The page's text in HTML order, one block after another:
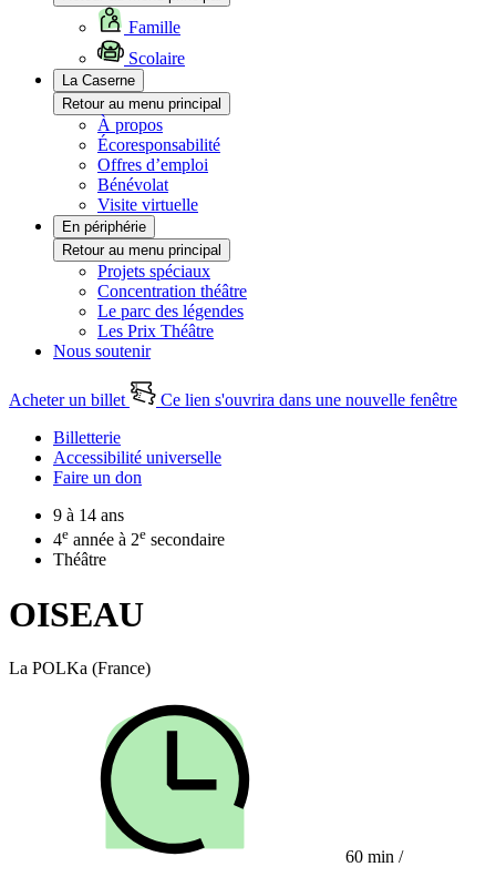
Famille
Scolaire
La Caserne
Retour au menu principal
À propos
Écoresponsabilité
Offres d’emploi
Bénévolat
Visite virtuelle
En périphérie
Retour au menu principal
Projets spéciaux
Concentration théâtre
Le parc des légendes
Les Prix Théâtre
Nous soutenir
Acheter un billet
Ce lien s'ouvrira dans une nouvelle fenêtre
Billetterie
Accessibilité universelle
Faire un don
9 à 14 ans
4e année à 2e secondaire
Théâtre
OISEAU
La POLKa (France)
60 min /